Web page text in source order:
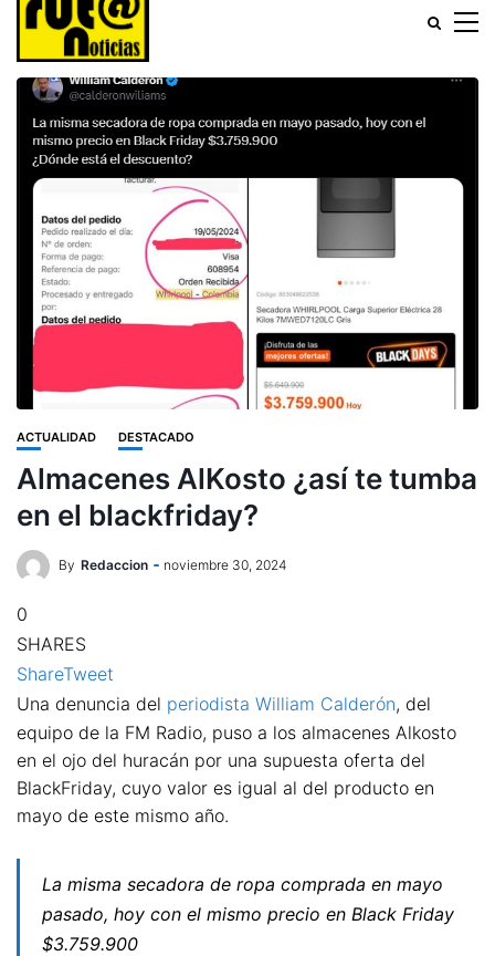
ACTUALIDAD DESTACADO
Almacenes AlKosto ¿así te tumba
en el blackfriday?
By Redaccion noviembre 30, 2024
0
SHARES
ShareTweet
Una denuncia del periodista William Calderón, del
equipo de la FM Radio, puso a los almacenes Alkosto
en el ojo del huracán por una supuesta oferta del
BlackFriday, cuyo valor es igual al del producto en
mayo de este mismo año.
La misma secadora de ropa comprada en mayo
pasado, hoy con el mismo precio en Black Friday
$3.759.900